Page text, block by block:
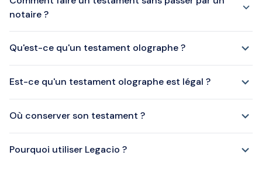
notaire ?
Qu'est-ce qu'un testament olographe ?
Est-ce qu'un testament olographe est légal ?
Où conserver son testament ?
Pourquoi utiliser Legacio ?